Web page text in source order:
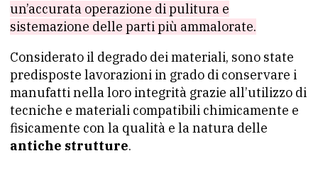
un’accurata operazione di pulitura e
sistemazione delle parti più ammalorate.
Considerato il degrado dei materiali, sono state
predisposte lavorazioni in grado di conservare i
manufatti nella loro integrità grazie all’utilizzo di
tecniche e materiali compatibili chimicamente e
fisicamente con la qualità e la natura delle
antiche strutture.